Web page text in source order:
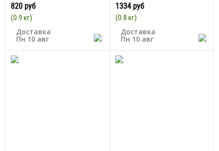
820 руб
(0.9 кг)
Доставка
Пн 10 авг
1334 руб
(0.8 кг)
Доставка
Пн 10 авг